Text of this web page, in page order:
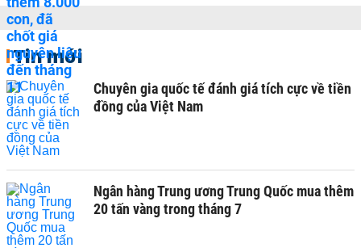
Tin mới
Chuyên gia quốc tế đánh giá tích cực về tiền
đồng của Việt Nam
Ngân hàng Trung ương Trung Quốc mua thêm
20 tấn vàng trong tháng 7